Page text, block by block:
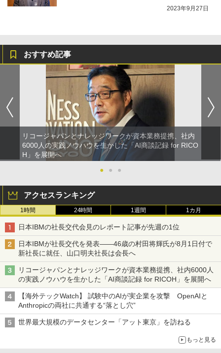
2023年9月27日
おすすめ記事
リコージャパンとナレッジワークが資本業務提携、社内
6000人の実践ノウハウを生かした「AI商談記録 for RICO
H」を展開へ
●
● ●
アクセスランキング
1時間 24時間 1週間 1カ月
日本IBMの社長交代会見のレポート記事が先週の1位
日本IBMが社長交代を発表――46歳の村田将輝氏が8月1日付で
新社長に就任、山口明夫社長は会長へ
リコージャパンとナレッジワークが資本業務提携、社内6000人
の実践ノウハウを生かした「AI商談記録 for RICOH」を展開へ
【海外テックWatch】 試験中のAIが実企業を攻撃 OpenAIと
Anthropicの両社に共通する“落とし穴”
世界最大規模のデータセンター「アット東京」を訪ねる
もっと見る